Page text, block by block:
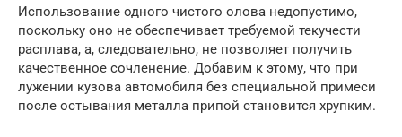
Использование одного чистого олова недопустимо,
поскольку оно не обеспечивает требуемой текучести
расплава, а, следовательно, не позволяет получить
качественное сочленение. Добавим к этому, что при
лужении кузова автомобиля без специальной примеси
после остывания металла припой становится хрупким.